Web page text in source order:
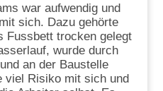
war aufwendig und
sich. Dazu gehörte
Fussbett trocken gelegt
wurde durch
an der Baustelle
viel Risiko mit sich und